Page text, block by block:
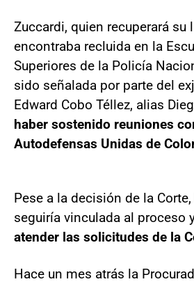
Zuccardi, quien recuperará su
encontraba recluida en la
Superiores de la Policía
sido señalada por parte del
Edward Cobo Téllez, alias
haber sostenido reuniones
Autodefensas Unidas de
Pese a la decisión de la
seguiría vinculada al proceso
atender las solicitudes de la
Hace un mes atrás la